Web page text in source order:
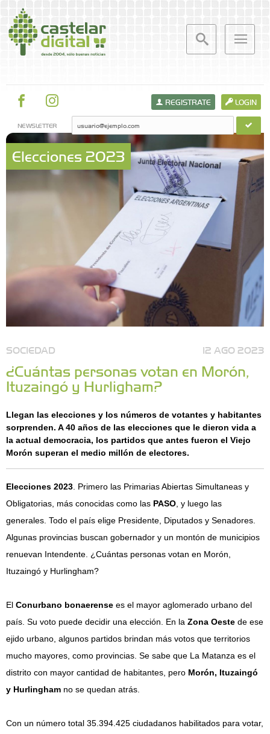
LOGIN
REGISTRATE
NEWSLETTER
Elecciones 2023
SOCIEDAD 12 AGO 2023
¿Cuántas personas votan en Morón,
Ituzaingó y Hurligham?
Llegan las elecciones y los números de votantes y habitantes
sorprenden. A 40 años de las elecciones que le dieron vida a
la actual democracia, los partidos que antes fueron el Viejo
Morón superan el medio millón de electores.
Elecciones 2023 . Primero las Primarias Abiertas Simultaneas y
Obligatorias, más conocidas como las PASO , y luego las
generales. Todo el país elige Presidente, Diputados y Senadores.
Algunas provincias buscan gobernador y un montón de municipios
renuevan Intendente. ¿Cuántas personas votan en Morón,
Ituzaingó y Hurlingham?
El Conurbano bonaerense es el mayor aglomerado urbano del
país. Su voto puede decidir una elección. En la Zona Oeste de ese
ejido urbano, algunos partidos brindan más votos que territorios
mucho mayores, como provincias. Se sabe que La Matanza es el
distrito con mayor cantidad de habitantes, pero Morón, Ituzaingó
y Hurlingham no se quedan atrás.
Con un número total 35.394.425 ciudadanos habilitados para votar,